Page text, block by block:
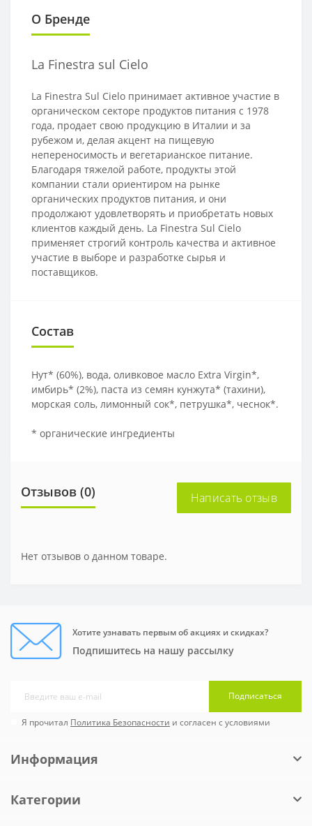
О Бренде
La Finestra sul Cielo
La Finestra Sul Cielo принимает активное участие в
органическом секторе продуктов питания с 1978
года, продает свою продукцию в Италии и за
рубежом и, делая акцент на пищевую
непереносимость и вегетарианское питание.
Благодаря тяжелой работе, продукты этой
компании стали ориентиром на рынке
органических продуктов питания, и они
продолжают удовлетворять и приобретать новых
клиентов каждый день. La Finestra Sul Cielo
применяет строгий контроль качества и активное
участие в выборе и разработке сырья и
поставщиков.
Состав
Нут* (60%), вода, оливковое масло Extra Virgin*,
имбирь* (2%), паста из семян кунжута* (тахини),
морская соль, лимонный сок*, петрушка*, чеснок*.
* органические ингредиенты
Отзывов (0) Написать отзыв
Нет отзывов о данном товаре.
Хотите узнавать первым об акциях и скидках?
Подпишитесь на нашу рассылку
Подписаться
Я прочитал Политика Безопасности и согласен с условиями
Информация
Категории